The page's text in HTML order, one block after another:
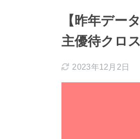
【昨年デー
主優待クロ
2023年12月2日